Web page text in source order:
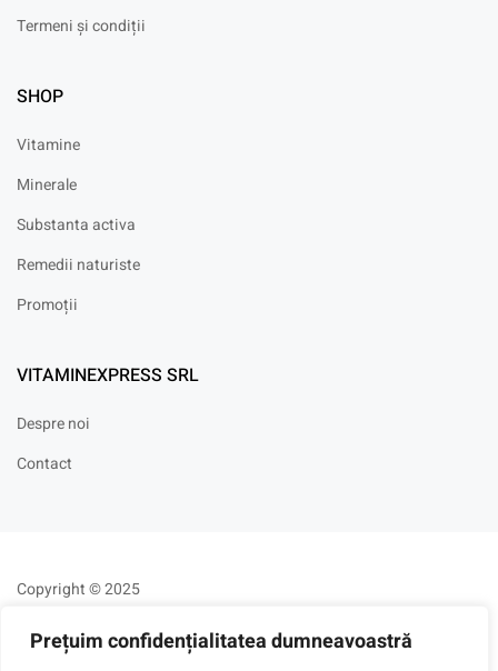
Prețuim confidențialitatea dumneavoastră
Termeni și condiții
SHOP
Vitamine
Minerale
Substanta activa
Remedii naturiste
Promoții
VITAMINEXPRESS SRL
Despre noi
Contact
Copyright © 2025